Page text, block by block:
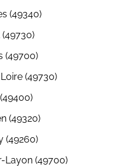
(49340)
(49700)
(49730)
(49320)
(49260)
Layon (49700)